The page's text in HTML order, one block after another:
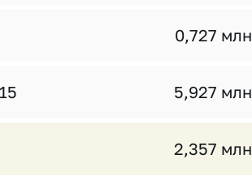
0,727
5,927
2,357